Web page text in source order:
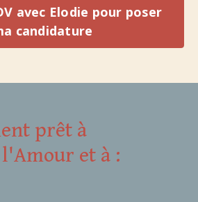
avec Elodie pour poser
candidature
prêt à
et à :